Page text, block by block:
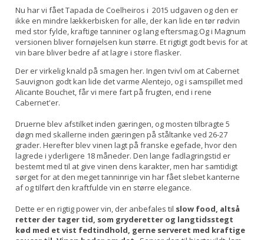
Nu har vi fået Tapada de Coelheiros i 2015 udgaven og den er
ikke en mindre lækkerbisken for alle, der kan lide en tør rødvin
med stor fylde, kraftige tanniner og lang eftersmag.Og i Magnum
versionen bliver fornøjelsen kun større. Et rigtigt godt bevis for at
vin bare bliver bedre af at lagre i store flasker.
Der er virkelig knald på smagen her. Ingen tvivl om at Cabernet
Sauvignon godt kan lide det varme Alentejo, og i samspillet med
Alicante Bouchet, får vi mere fart på frugten, end i rene
Cabernet'er.
Druerne blev afstilket inden gæringen, og mosten tilbragte 5
døgn med skallerne inden gæringen på ståltanke ved 26-27
grader. Herefter blev vinen lagt på franske egefade, hvor den
lagrede i yderligere 18 måneder. Den lange fadlagringstid er
bestemt med til at give vinen dens karakter, men har samtidigt
sørget for at den meget tanninrige vin har fået slebet kanterne
af og tilført den kraftfulde vin en større elegance.
Dette er en rigtig power vin, der anbefales til slow food, altså
retter der tager tid, som gryderetter og langtidsstegt
kød med et vist fedtindhold, gerne serveret med kraftige